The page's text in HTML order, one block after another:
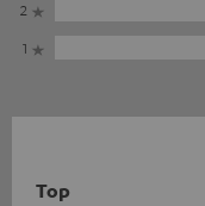
2
1
Top